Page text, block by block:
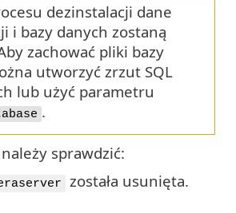
dezinstalacji dane
i bazy danych zostaną
zachować pliki bazy
utworzyć zrzut SQL
lub użyć parametru
.
sprawdzić:
została usunięta.